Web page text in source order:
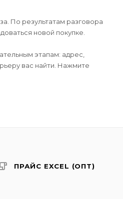
По результатам разговора
новой покупке.
этапам: адрес,
вас найти. Нажмите
ПРАЙС EXCEL (ОПТ)